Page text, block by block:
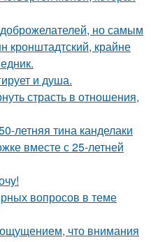
но самым
кронштадтский, крайне
и душа.
страсть в отношения,
летняя тина канделаки
вместе с 25-летней
вопросов в теме
что внимания